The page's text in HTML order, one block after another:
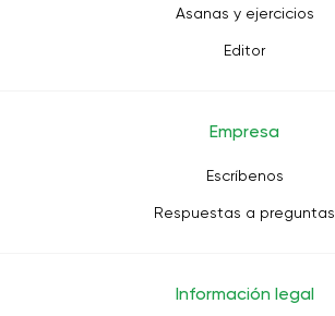
Asanas y ejercicios
Editor
Empresa
Escríbenos
Respuestas a preguntas
Información legal